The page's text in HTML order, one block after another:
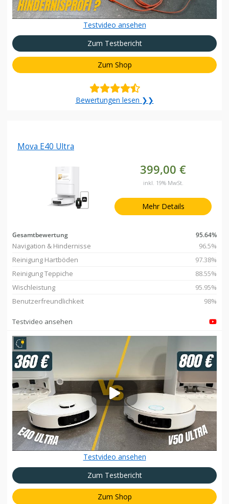
Testvideo ansehen
Zum Testbericht
Zum Shop
Bewertungen lesen ❯❯
Mova E40 Ultra
399,00 €
inkl. 19% MwSt.
Mehr Details
Gesamtbewertung 95.64%
Navigation & Hindernisse
96.5%
Reinigung Hartböden
97.38%
Reinigung Teppiche
88.55%
Wischleistung
95.95%
Benutzerfreundlichkeit
98%
Testvideo ansehen
Testvideo ansehen
Zum Testbericht
Zum Shop